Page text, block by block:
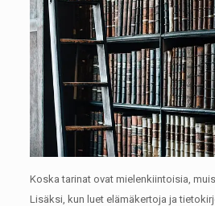
Koska tarinat ovat mielenkiintoisia,
Lisäksi, kun luet elämäkertoja ja